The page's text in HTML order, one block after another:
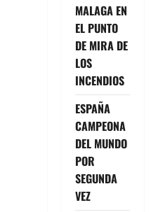
MALAGA EN
EL PUNTO
DE MIRA DE
LOS
INCENDIOS
ESPAÑA
CAMPEONA
DEL MUNDO
POR
SEGUNDA
VEZ